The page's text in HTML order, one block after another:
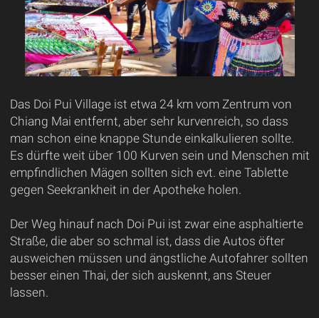
Das Doi Pui Village ist etwa 24 km vom Zentrum von
Chiang Mai entfernt, aber sehr kurvenreich, so dass
man schon eine knappe Stunde einkalkulieren sollte.
Es dürfte weit über 100 Kurven sein und Menschen mit
empfindlichen Mägen sollten sich evt. eine Tablette
gegen Seekrankheit in der Apotheke holen.
Der Weg hinauf nach Doi Pui ist zwar eine asphaltierte
Straße, die aber so schmal ist, dass die Autos öfter
ausweichen müssen und ängstliche Autofahrer sollten
besser einen Thai, der sich auskennt, ans Steuer
lassen.